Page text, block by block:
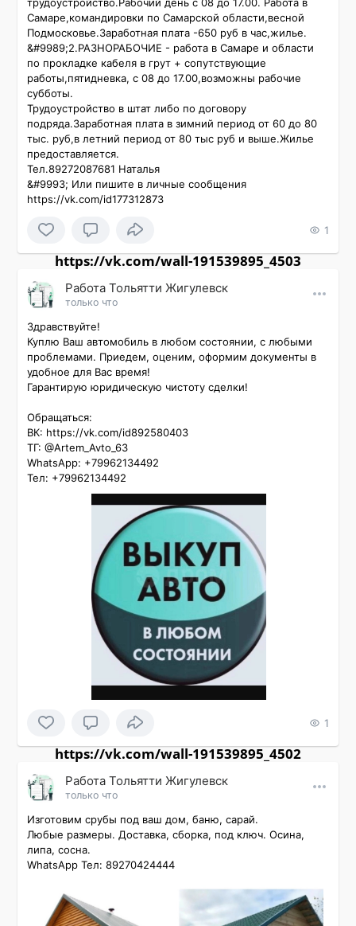
Самаре,командировки по Самарской области,весной
Подмосковье.Заработная плата -650 руб в час,жилье.
&#9989;2.РАЗНОРАБОЧИЕ - работа в Самаре и области
по прокладке кабеля в грут + сопутствующие
работы,пятидневка, с 08 до 17.00,возможны рабочие
субботы.
Трудоустройство в штат либо по договору
подряда.Заработная плата в зимний период от 60 до 80
тыс. руб,в летний период от 80 тыс руб и выше.Жилье
предоставляется.
Тел.89272087681 Наталья
&#9993; Или пишите в личные сообщения
https://vk.com/id177312873
1
https://vk.com/wall-191539895_4503
Работа Тольятти Жигулевск
только что
Здравствуйте!
Куплю Ваш автомобиль в любом состоянии, с любыми
проблемами. Приедем, оценим, оформим документы в
удобное для Вас время!
Гарантирую юридическую чистоту сделки!
Обращаться:
ВК: https://vk.com/id892580403
ТГ: @Artem_Avto_63
WhatsApp: +79962134492
Тел: +79962134492
1
https://vk.com/wall-191539895_4502
Работа Тольятти Жигулевск
только что
Изготовим срубы под ваш дом, баню, сарай.
Любые размеры. Доставка, сборка, под ключ. Осина,
липа, сосна.
WhatsApp Тел: 89270424444